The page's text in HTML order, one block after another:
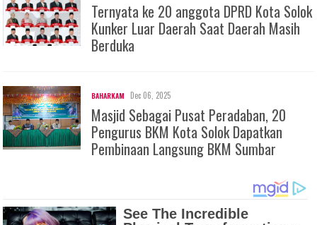
Ternyata ke 20 anggota DPRD Kota Solok
Kunker Luar Daerah Saat Daerah Masih
Berduka
BAHARKAM Dec 06, 2025
Masjid Sebagai Pusat Peradaban, 20
Pengurus BKM Kota Solok Dapatkan
Pembinaan Langsung BKM Sumbar